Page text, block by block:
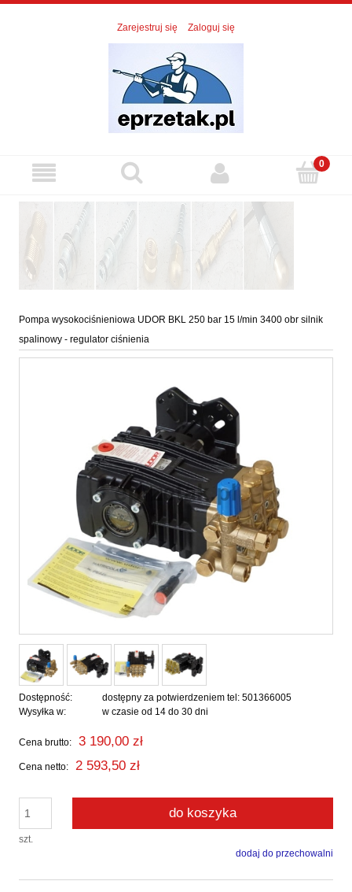
Zarejestruj się Zaloguj się
Pompa wysokociśnieniowa UDOR BKL 250 bar 15 l/min 3400 obr silnik
spalinowy - regulator ciśnienia
Dostępność:
dostępny za potwierdzeniem tel: 501366005
Wysyłka w:
w czasie od 14 do 30 dni
Cena brutto: 3 190,00 zł
Cena netto: 2 593,50 zł
szt.
do koszyka
dodaj do przechowalni